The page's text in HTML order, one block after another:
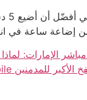
الإمارات: